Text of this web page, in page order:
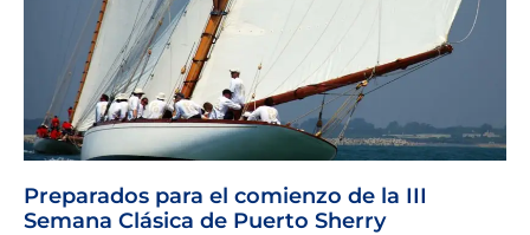
Preparados para el comienzo de la III
Semana Clásica de Puerto Sherry